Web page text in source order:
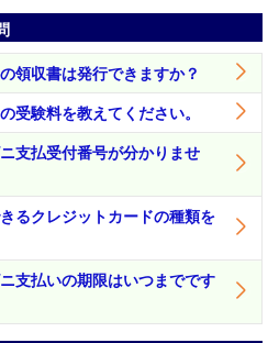
領収書は発行できますか？
受験料を教えてください。
支払受付番号が分かりませ
るクレジットカードの種類を
支払いの期限はいつまでです